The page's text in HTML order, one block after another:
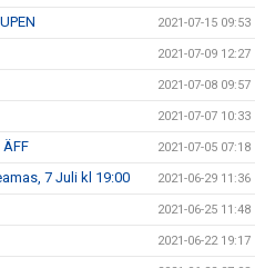
2021-07-15 09:53
2021-07-09 12:27
2021-07-08 09:57
2021-07-07 10:33
2021-07-05 07:18
7 Juli kl 19:00 2021-06-29 11:36
2021-06-25 11:48
2021-06-22 19:17